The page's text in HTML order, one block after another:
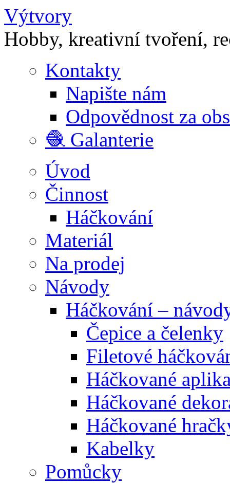
Výtvory
Hobby, kreativní tvoření,
Kontakty
Napište nám
Odpovědnost za
🧶 Galanterie
Úvod
Činnost
Háčkování
Materiál
Na prodej
Návody
Háčkování –
Čepice a čelenky
Filetové
Háčkované
Háčkované
Háčkované
Kabelky
Pomůcky